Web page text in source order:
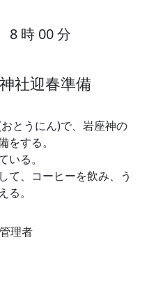
8 時 00 分
社迎春準備
とうにん)で、岩座神の
する。
る。
て、コーヒーを飲み、う
。
理者